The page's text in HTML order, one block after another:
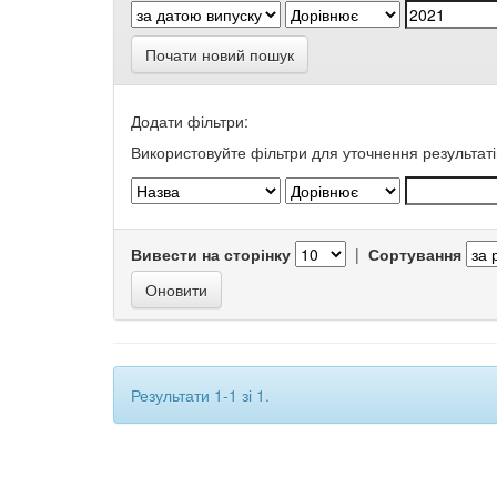
Почати новий пошук
Додати фільтри:
Використовуйте фільтри для уточнення
Вивести на сторінку | Сортування
Результати 1-1 зі 1.